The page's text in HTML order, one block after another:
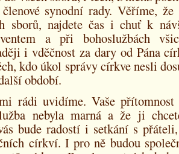
synodní rady. Věříme,
sborů, najdete čas i chuť k
a při bohoslužbách
i vděčnost za dary od Pána
kdo úkol správy církve nesli
období.
rádi uvidíme. Vaše přítomnost
nebyla marná a že ji
bude radostí i setkání s
církví. I pro ně budou